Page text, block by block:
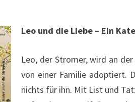
Leo und die Liebe – Ein
Leo, der Stromer, wird an
von einer Familie adoptiert.
nichts für ihn. Mit List und